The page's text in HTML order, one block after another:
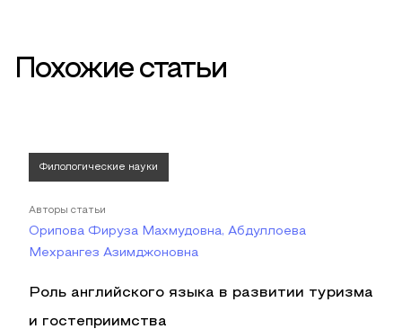
Похожие статьи
Филологические науки
Авторы статьи
Орипова Фируза Махмудовна, Абдуллоева
Мехрангез Азимджоновна
Роль английского языка в развитии туризма
и гостеприимства